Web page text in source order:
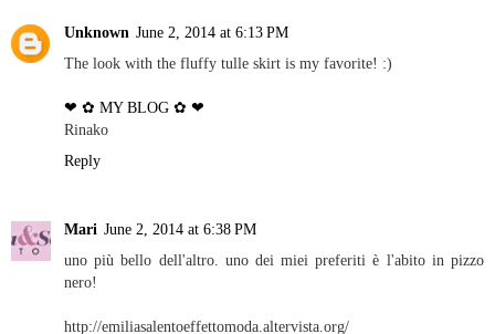
Unknown June 2, 2014 at 6:13 PM
The look with the fluffy tulle skirt is my favorite! :)
❤ ✿ MY BLOG ✿ ❤
Rinako
Reply
Mari June 2, 2014 at 6:38 PM
uno più bello dell'altro. uno dei miei preferiti è l'abito in pizzo
nero!
http://emiliasalentoeffettomoda.altervista.org/